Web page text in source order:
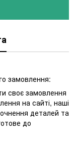
замовлення:
своє замовлення
на сайті, наші
деталей та
до